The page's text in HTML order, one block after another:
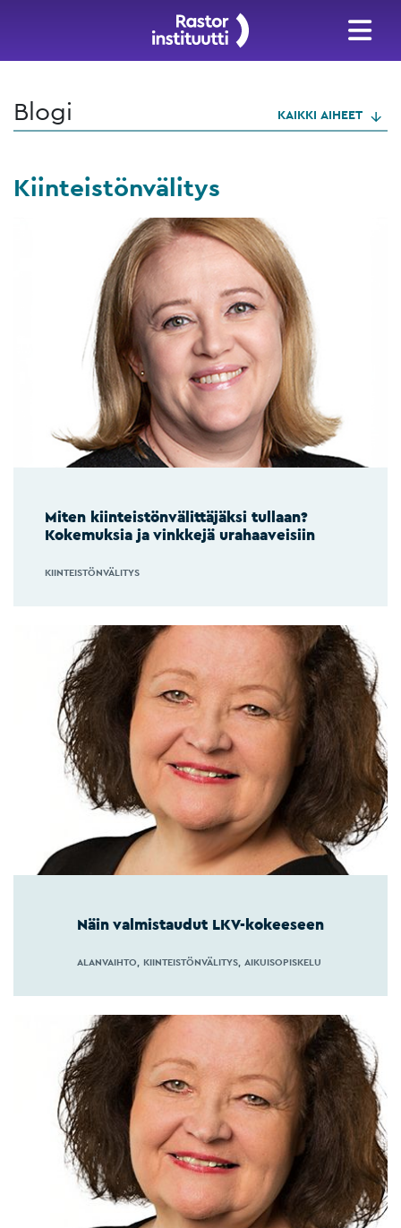
Blogi KAIKKI AIHEET
Kiinteistönvälitys
Miten kiinteistönvälittäjäksi tullaan?
Kokemuksia ja vinkkejä urahaaveisiin
KIINTEISTÖNVÄLITYS
Näin valmistaudut LKV-kokeeseen
ALANVAIHTO KIINTEISTÖNVÄLITYS AIKUISOPISKELU